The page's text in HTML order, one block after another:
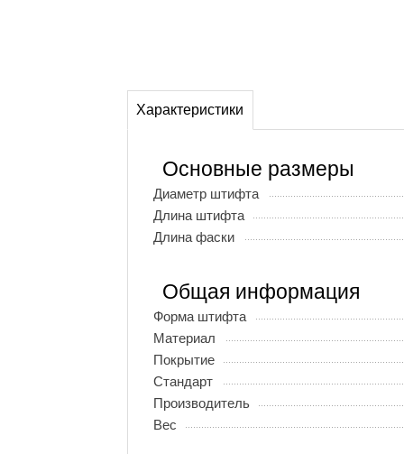
Характеристики
Основные размеры
Диаметр штифта
Длина штифта
Длина фаски
Общая информация
Форма штифта
Материал
Покрытие
Стандарт
Производитель
Вес